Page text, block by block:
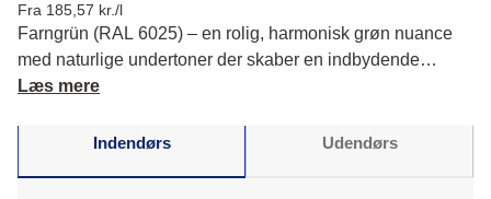
Fra 185,57 kr./l
Farngrün (RAL 6025) – en rolig, harmonisk grøn nuance
med naturlige undertoner der skaber en indbydende
atmosfære for dig og din indretning. Læs mere om farvens
Læs mere
Indendørs Udendørs